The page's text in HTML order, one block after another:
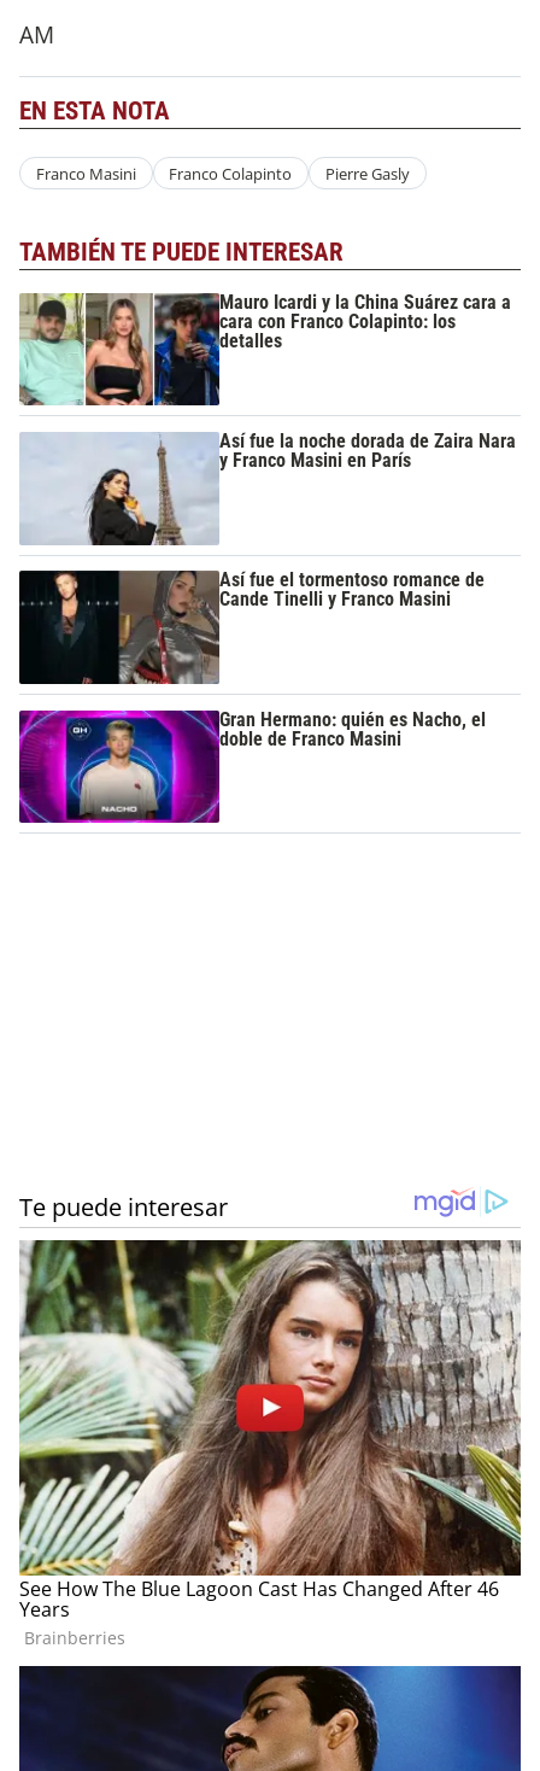
AM
EN ESTA NOTA
Franco Masini Franco Colapinto Pierre Gasly
TAMBIÉN TE PUEDE INTERESAR
Mauro Icardi y la China Suárez cara a
cara con Franco Colapinto: los
detalles
Así fue la noche dorada de Zaira Nara
y Franco Masini en París
Así fue el tormentoso romance de
Cande Tinelli y Franco Masini
Gran Hermano: quién es Nacho, el
doble de Franco Masini